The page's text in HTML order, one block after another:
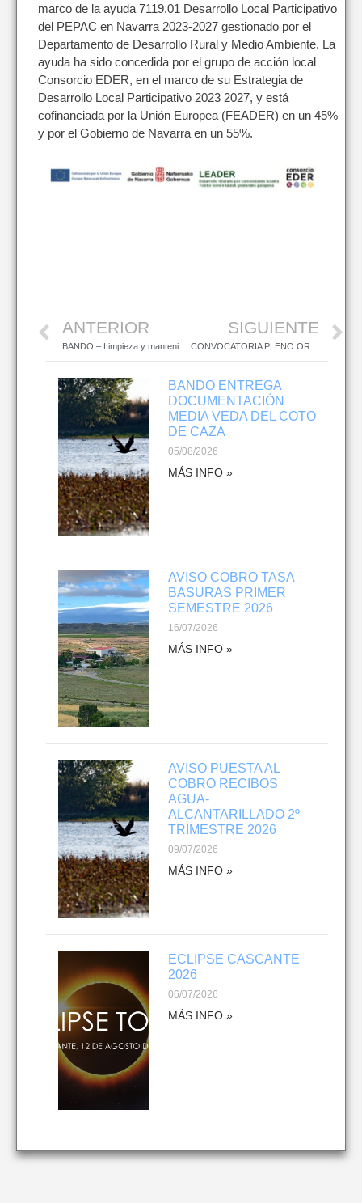
marco de la ayuda 7119.01 Desarrollo Local Participativo
del PEPAC en Navarra 2023-2027 gestionado por el
Departamento de Desarrollo Rural y Medio Ambiente. La
ayuda ha sido concedida por el grupo de acción local
Consorcio EDER, en el marco de su Estrategia de
Desarrollo Local Participativo 2023 2027, y está
cofinanciada por la Unión Europea (FEADER) en un 45%
y por el Gobierno de Navarra en un 55%.
ANTERIOR SIGUIENTE
BANDO ENTREGA
DOCUMENTACIÓN
MEDIA VEDA DEL COTO
DE CAZA
05/08/2026
MÁS INFO »
AVISO COBRO TASA
BASURAS PRIMER
SEMESTRE 2026
16/07/2026
MÁS INFO »
AVISO PUESTA AL
COBRO RECIBOS
AGUA-
ALCANTARILLADO 2º
TRIMESTRE 2026
09/07/2026
MÁS INFO »
ECLIPSE CASCANTE
2026
06/07/2026
MÁS INFO »